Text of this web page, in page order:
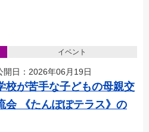
イベント
開日：2026年06月19日
校が苦手な子どもの母親交
会 《たんぽぽテラス》の